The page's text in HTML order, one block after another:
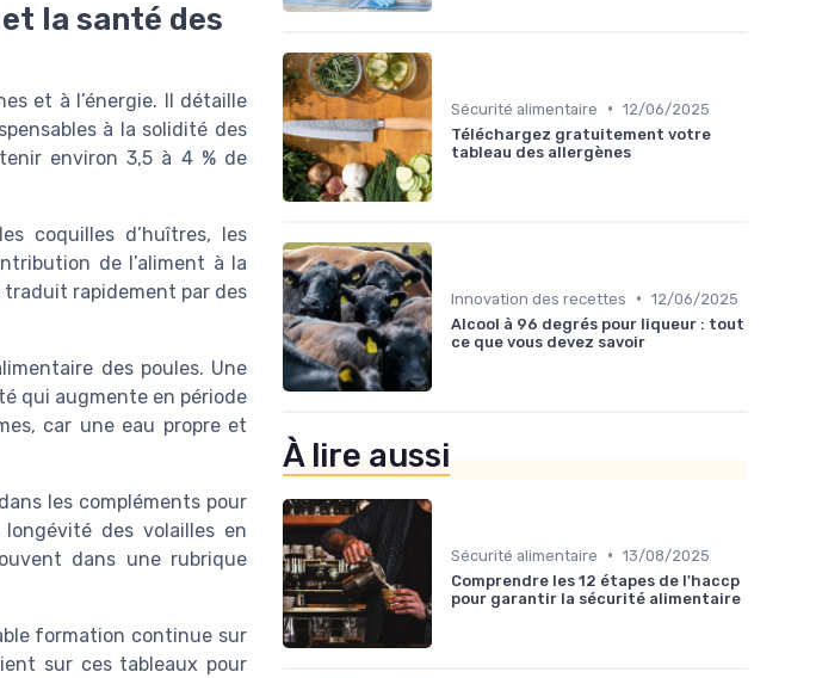
la santé des
et à l’énergie. Il détaille
à la solidité des
environ 3,5 à 4 % de
coquilles d’huîtres, les
de l’aliment à la
traduit rapidement par des
des poules. Une
qui augmente en période
car une eau propre et
les compléments pour
des volailles en
dans une rubrique
formation continue sur
sur ces tableaux pour
Sécurité alimentaire • 12/06/2025
Téléchargez gratuitement votre
tableau des allergènes
Innovation des recettes • 12/06/2025
Alcool à 96 degrés pour liqueur : tout
ce que vous devez savoir
À lire aussi
Sécurité alimentaire • 13/08/2025
Comprendre les 12 étapes de l'haccp
pour garantir la sécurité alimentaire